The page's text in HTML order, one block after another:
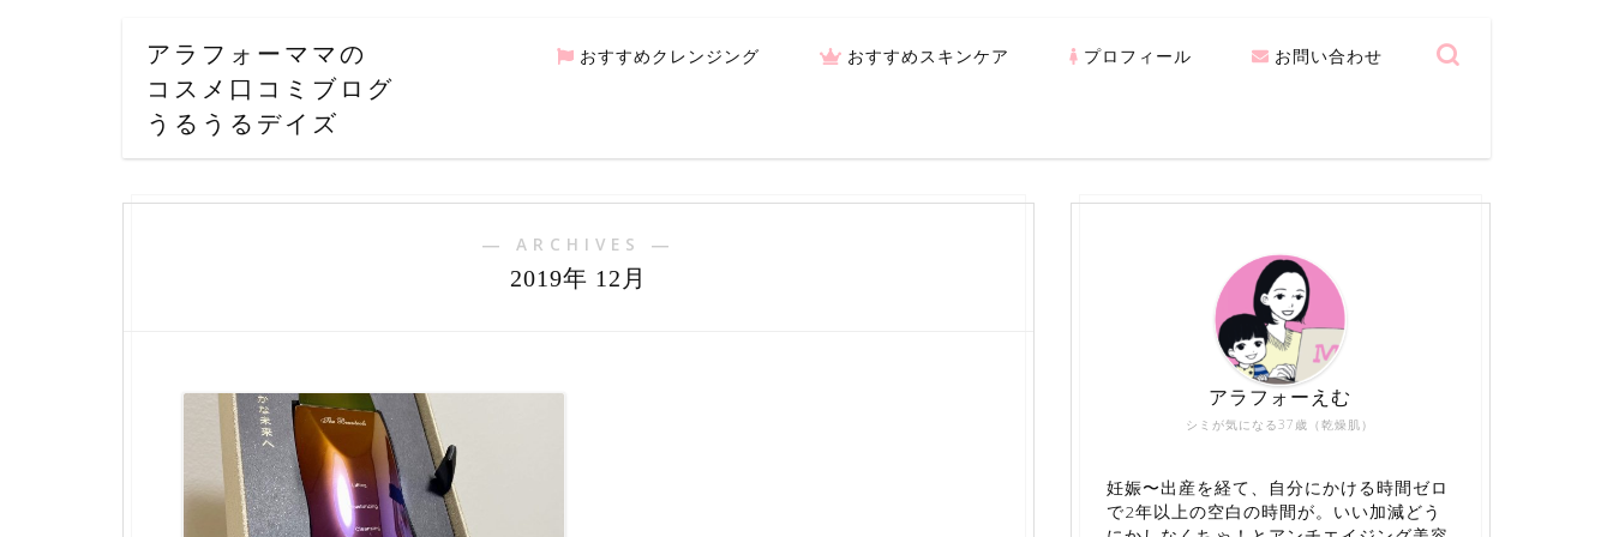
アラフォーママの
コスメ口コミブログ
うるうるデイズ
おすすめクレンジング おすすめスキンケア プロフィール お問い合わせ
― ARCHIVES ―
2019年 12月
シミが気になる37歳（乾燥肌）
アラフォーえむ
妊娠〜出産を経て、自分にかける時間ゼロ
で2年以上の空白の時間が。いい加減どう